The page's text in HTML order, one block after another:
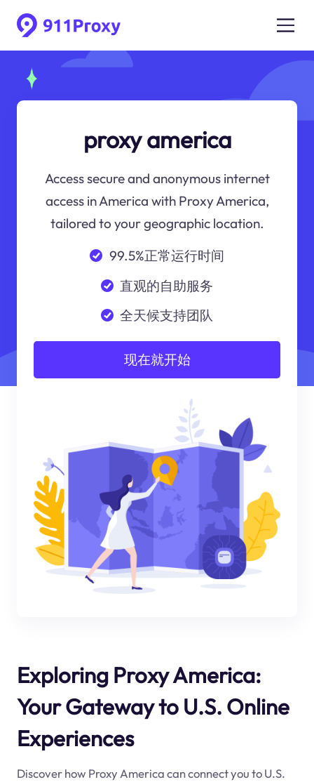
proxy america
Access secure and anonymous internet
access in America with Proxy America,
tailored to your geographic location.
99.5%正常运行时间
直观的自助服务
全天候支持团队
现在就开始
Exploring Proxy America:
Your Gateway to U.S. Online
Experiences
Discover how Proxy America can connect you to U.S.